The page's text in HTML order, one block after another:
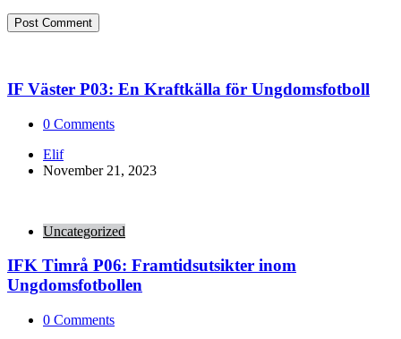
IF Väster P03: En Kraftkälla för Ungdomsfotboll
0 Comments
Posted
by
Elif
November 21, 2023
Uncategorized
IFK Timrå P06: Framtidsutsikter inom
Ungdomsfotbollen
0 Comments